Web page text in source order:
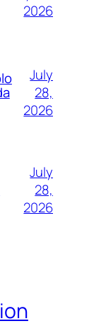
2026
July
28,
2026
July
28,
2026